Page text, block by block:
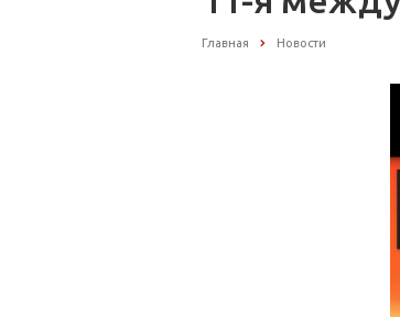
Главная Новости